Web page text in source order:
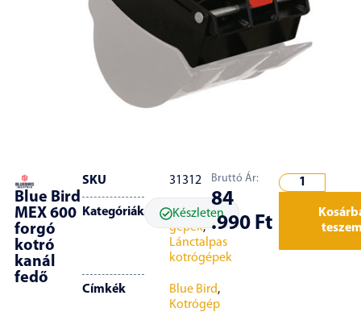
Blue Bird
MEX 600
forgó
kotró
kanál
fedő
SKU 31312
Kategóriák
Építőipari
gépek,
Lánctalpas
kotrógépek
Címkék Blue Bird,
Kotrógép
Készleten
Bruttó Ár:
84
.990 Ft